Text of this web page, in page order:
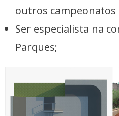
outros
Ser especialista na
Parques;